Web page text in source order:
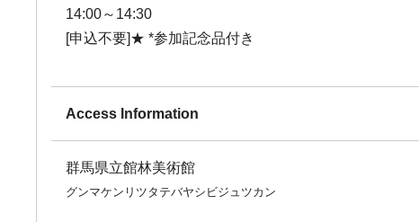
14:00～14:30
[申込不要]★ *参加記念品付き
Access Information
群馬県立館林美術館
グンマケンリツタテバヤシビジュツカン